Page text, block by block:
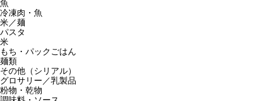
魚
冷凍肉・魚
米／麺
パスタ
米
もち・パックごはん
麺類
その他（シリアル）
グロサリー／乳製品
粉物・乾物